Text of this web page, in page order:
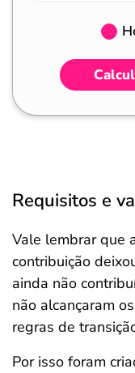
Requisitos e
Vale lembrar que
contribuição
ainda não
não alcançaram
regras de
Por isso foram